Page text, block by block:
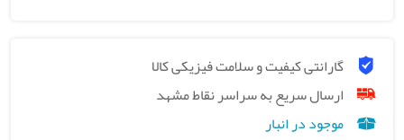
گارانتی کیفیت و سلامت فیزیکی کالا
ارسال سریع به سراسر نقاط مشهد
موجود در انبار